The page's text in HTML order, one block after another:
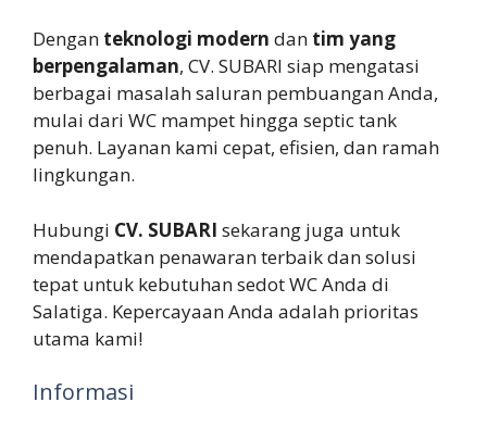
Dengan teknologi modern dan tim yang
berpengalaman, CV. SUBARI siap mengatasi
berbagai masalah saluran pembuangan Anda,
mulai dari WC mampet hingga septic tank
penuh. Layanan kami cepat, efisien, dan ramah
lingkungan.
Hubungi CV. SUBARI sekarang juga untuk
mendapatkan penawaran terbaik dan solusi
tepat untuk kebutuhan sedot WC Anda di
Salatiga. Kepercayaan Anda adalah prioritas
utama kami!
Informasi